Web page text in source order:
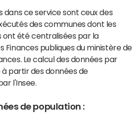
dans ce service sont ceux des
des communes dont les
été centralisées par la
Finances publiques du ministère de
Le calcul des données par
partir des données de
l'Insee.
de population :